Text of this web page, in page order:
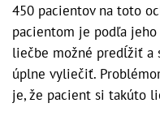
450 pacientov na toto
pacientom je podľa
liečbe možné predĺžiť a
úplne vyliečiť.
je, že pacient si takúto